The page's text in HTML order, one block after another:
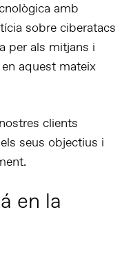
amb
sobre ciberatacs
per als mitjans i
aquest mateix
clients
seus objectius i
en la